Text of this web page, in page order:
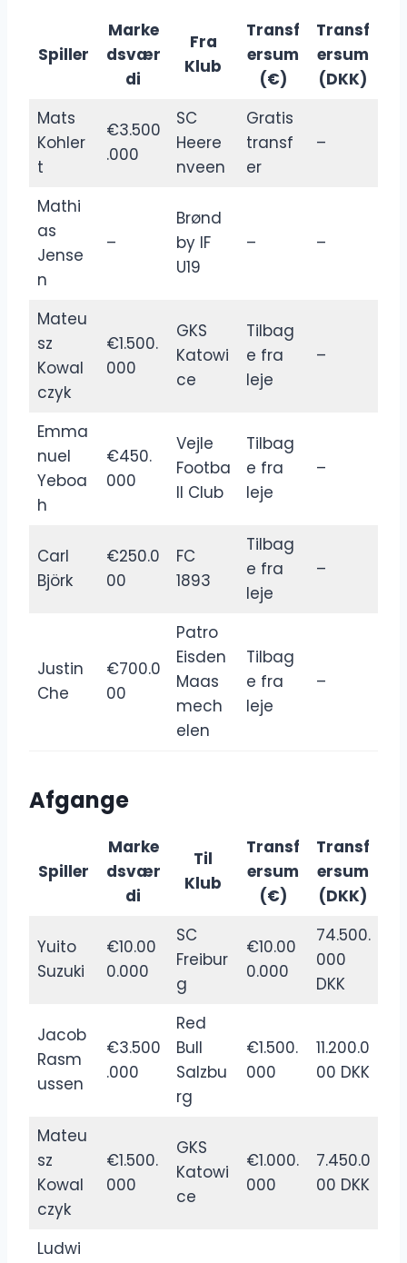
Spiller
Marke
dsvær
di
Fra
Klub
Transf
ersum
(€)
Transf
ersum
(DKK)
Mats
Kohler
t
€3.500
.000
SC
Heere
nveen
Gratis
transf
er
–
Mathi
as
Jense
n
–
Brønd
by IF
U19
– –
Mateu
sz
Kowal
czyk
€1.500.
000
GKS
Katowi
ce
Tilbag
e fra
leje
–
Emma
nuel
Yeboa
h
€450.
000
Vejle
Footba
ll Club
Tilbag
e fra
leje
–
Carl
Björk
€250.0
00
FC
1893
Tilbag
e fra
leje
–
Justin
Che
€700.0
00
Patro
Eisden
Maas
mech
elen
Tilbag
e fra
leje
–
Afgange
Spiller
Marke
dsvær
di
Til
Klub
Transf
ersum
(€)
Transf
ersum
(DKK)
Yuito
Suzuki
€10.00
0.000
SC
Freibur
g
€10.00
0.000
74.500.
000
DKK
Jacob
Rasm
ussen
€3.500
.000
Red
Bull
Salzbu
rg
€1.500.
000
11.200.0
00 DKK
Mateu
sz
Kowal
czyk
€1.500.
000
GKS
Katowi
ce
€1.000.
000
7.450.0
00 DKK
Ludwi